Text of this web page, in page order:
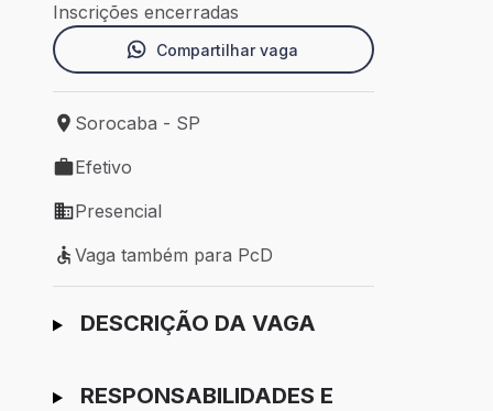
Inscrições encerradas
Compartilhar vaga
Local de trabalho: Sorocaba - SP
Sorocaba - SP
Tipo de vaga: Efetivo
Efetivo
Modelo de trabalho: Presencial
Presencial
Vaga também para PcD
Vaga também para PcD
Ir para candidatura
DESCRIÇÃO DA VAGA
RESPONSABILIDADES E